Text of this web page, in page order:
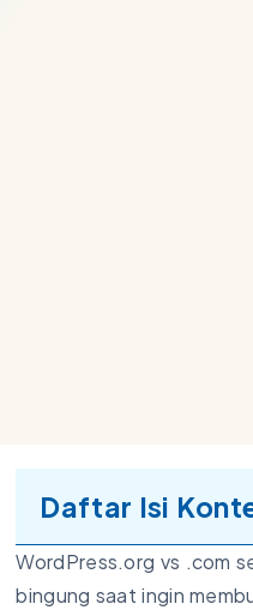
Daftar Isi
WordPress.org vs .com
bingung saat ingin